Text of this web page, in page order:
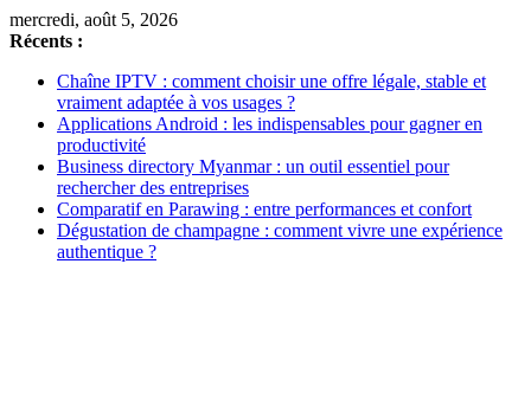
mercredi, août 5, 2026
Récents :
Chaîne IPTV : comment choisir une offre légale, stable et
vraiment adaptée à vos usages ?
Applications Android : les indispensables pour gagner en
productivité
Business directory Myanmar : un outil essentiel pour
rechercher des entreprises
Comparatif en Parawing : entre performances et confort
Dégustation de champagne : comment vivre une expérience
authentique ?